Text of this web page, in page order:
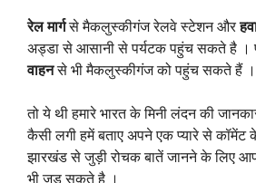
रेल मार्गसे मैकलुस्कीगंज रेलवे स्टेशन और
अड्डा से आसानी से पर्यटक पहुंच सकते है ।
वाहनसे भी मैकलुस्कीगंज को पहुंच सकते हैं ।
तो ये थी हमारे भारत के मिनी लंदन की
कैसी लगी हमें बताए अपने एक प्यारे से कॉमेंट
झारखंड से जुड़ी रोचक बातें जानने के लिए
भी जुड़ सकते है ।